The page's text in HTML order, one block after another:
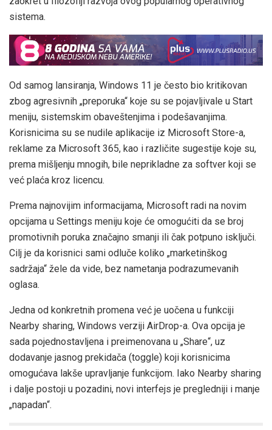
sistema.
Od samog lansiranja, Windows 11 je često bio kritikovan
zbog agresivnih „preporuka“ koje su se pojavljivale u Start
meniju, sistemskim obaveštenjima i podešavanjima.
Korisnicima su se nudile aplikacije iz Microsoft Store-a,
reklame za Microsoft 365, kao i različite sugestije koje su,
prema mišljenju mnogih, bile neprikladne za softver koji se
već plaća kroz licencu.
Prema najnovijim informacijama, Microsoft radi na novim
opcijama u Settings meniju koje će omogućiti da se broj
promotivnih poruka značajno smanji ili čak potpuno isključi.
Cilj je da korisnici sami odluče koliko „marketinškog
sadržaja“ žele da vide, bez nametanja podrazumevanih
oglasa.
Jedna od konkretnih promena već je uočena u funkciji
Nearby sharing, Windows verziji AirDrop-a. Ova opcija je
sada pojednostavljena i preimenovana u „Share“, uz
dodavanje jasnog prekidača (toggle) koji korisnicima
omogućava lakše upravljanje funkcijom. Iako Nearby sharing
i dalje postoji u pozadini, novi interfejs je pregledniji i manje
„napadan“.